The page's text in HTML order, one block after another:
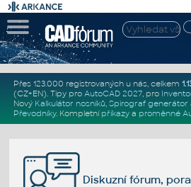
Přes 123.000 registrovaných u nás, celkem
(CZ+EN). Tipy pro AutoCAD 2027, pro
Nový Kalkulátor nosníků, Spirograf generátor
Převodníky. Kompletní příkazya proměnné
Diskuzní fórum,